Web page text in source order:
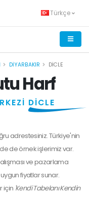
Türkçe
DIYARBAKIR DICLE
Harf
DİCLE
adrestesiniz. Türkiye'nin
de örnek işlerimiz var.
ve pazarlama
fiyatlar sunar.
için 'Kendi Tabelanı Kendin